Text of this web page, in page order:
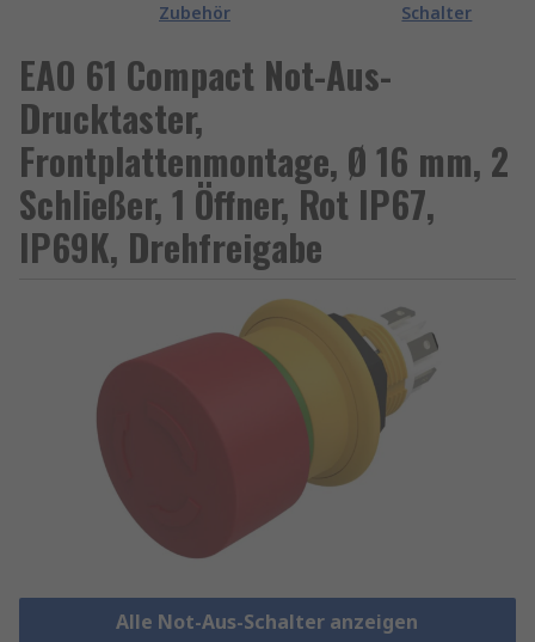
Zubehör
Schalter
EAO 61 Compact Not-Aus-
Drucktaster,
Frontplattenmontage, Ø 16 mm, 2
Schließer, 1 Öffner, Rot IP67,
IP69K, Drehfreigabe
Alle Not-Aus-Schalter anzeigen